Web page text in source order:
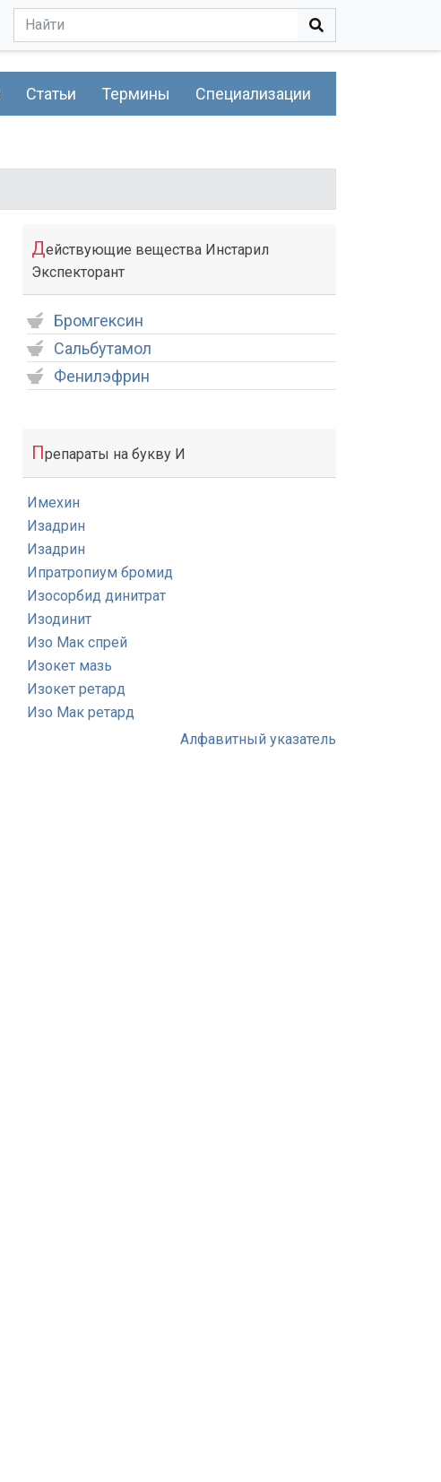
Статьи Термины Специализации
Действующие вещества Инстарил
Экспекторант
Бромгексин
Сальбутамол
Фенилэфрин
Препараты на букву И
Имехин
Изадрин
Изадрин
Ипратропиум бромид
Изосорбид динитрат
Изодинит
Изо Мак спрей
Изокет мазь
Изокет ретард
Изо Мак ретард
Алфавитный указатель